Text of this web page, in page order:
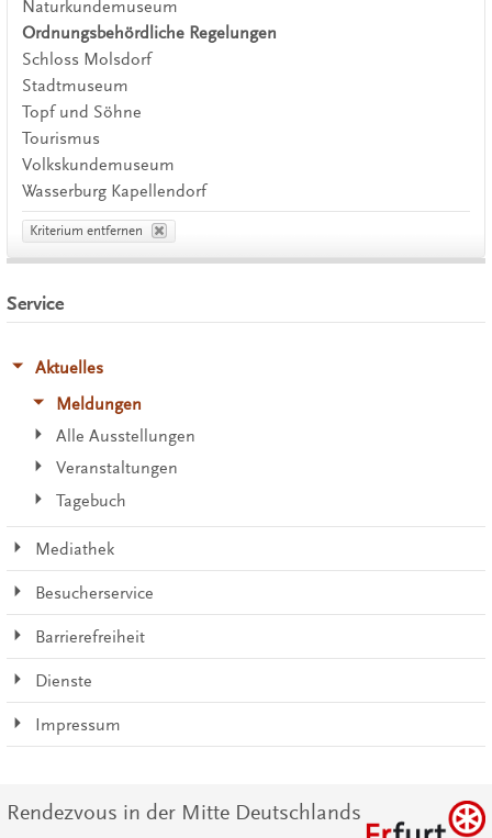
Naturkundemuseum
Ordnungsbehördliche Regelungen
Schloss Molsdorf
Stadtmuseum
Topf und Söhne
Tourismus
Volkskundemuseum
Wasserburg Kapellendorf
Kriterium entfernen
Service
Aktuelles
Meldungen
Alle Ausstellungen
Veranstaltungen
Tagebuch
Mediathek
Besucherservice
Barrierefreiheit
Dienste
Impressum
Rendezvous in der Mitte Deutschlands